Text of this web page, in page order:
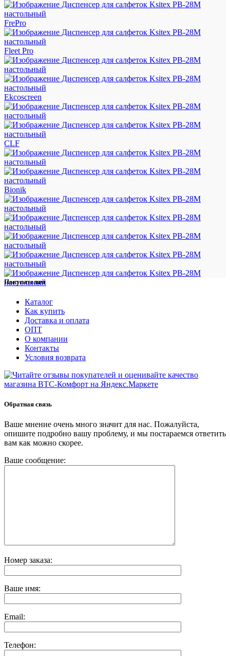
FrePro
Fleet Pro
Ekcoscreen
CLF
Bionik
Покупателям
Каталог
Как купить
Доставка и оплата
ОПТ
О компании
Контакты
Условия возврата
Обратная связь
Ваше мнение очень много значит для нас. Пожалуйста,
опишите подробно вашу проблему, и мы постараемся ответить
вам как можно скорее.
Ваше сообщение:
Номер заказа:
Ваше имя:
Email:
Телефон: